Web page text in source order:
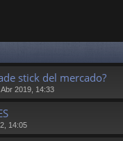
stick del mercado?
Abr 2019, 14:33
14:05